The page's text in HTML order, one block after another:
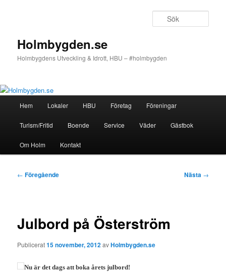
Holmbygden.se
Holmbygdens Utveckling & Idrott, HBU – #holmbygden
Hem Lokaler HBU Företag Föreningar
Turism/Fritid Boende Service Väder Gästbok
Om Holm Kontakt
Inläggsnavigering
← Föregående Nästa →
Julbord på Österström
Publicerat15 november, 2012avHolmbygden.se
Nu är det dags att boka årets julbord!